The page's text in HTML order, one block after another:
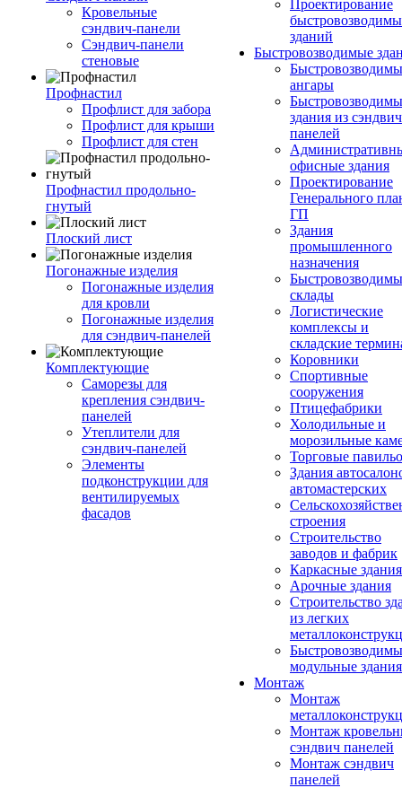
Кровельные
сэндвич-панели
Сэндвич-панели
стеновые
Профнастил
Профлист для забора
Профлист для крыши
Профлист для стен
Профнастил продольно-
гнутый
Плоский лист
Погонажные изделия
Погонажные изделия
для кровли
Погонажные изделия
для сэндвич-панелей
Комплектующие
Саморезы для
крепления сэндвич-
панелей
Утеплители для
сэндвич-панелей
Элементы
подконструкции для
вентилируемых
фасадов
Проектирование
зданий
Быстровозводимые
ангары
здания из сэндвич
панелей
офисные здания
Проектирование
Генерального
ГП
Здания
промышленного
назначения
склады
Логистические
комплексы и
складские
Коровники
Спортивные
сооружения
Птицефабрики
Холодильные и
морозильные
Торговые
Здания
автомастерских
строения
Строительство
заводов и фабрик
Каркасные здания
Арочные здания
Строительство
из легких
модульные здания
Монтаж
Монтаж
Монтаж
сэндвич панелей
Монтаж сэндвич
панелей